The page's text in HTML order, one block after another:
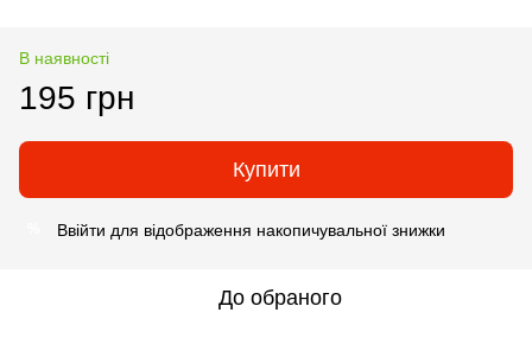
В наявності
195 грн
Купити
Ввійти для відображення накопичувальної знижки
До обраного